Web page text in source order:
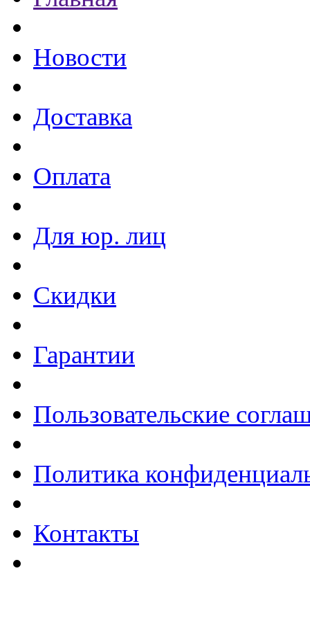
Новости
Доставка
Оплата
Для юр. лиц
Скидки
Гарантии
Пользовательские
Политика
Контакты